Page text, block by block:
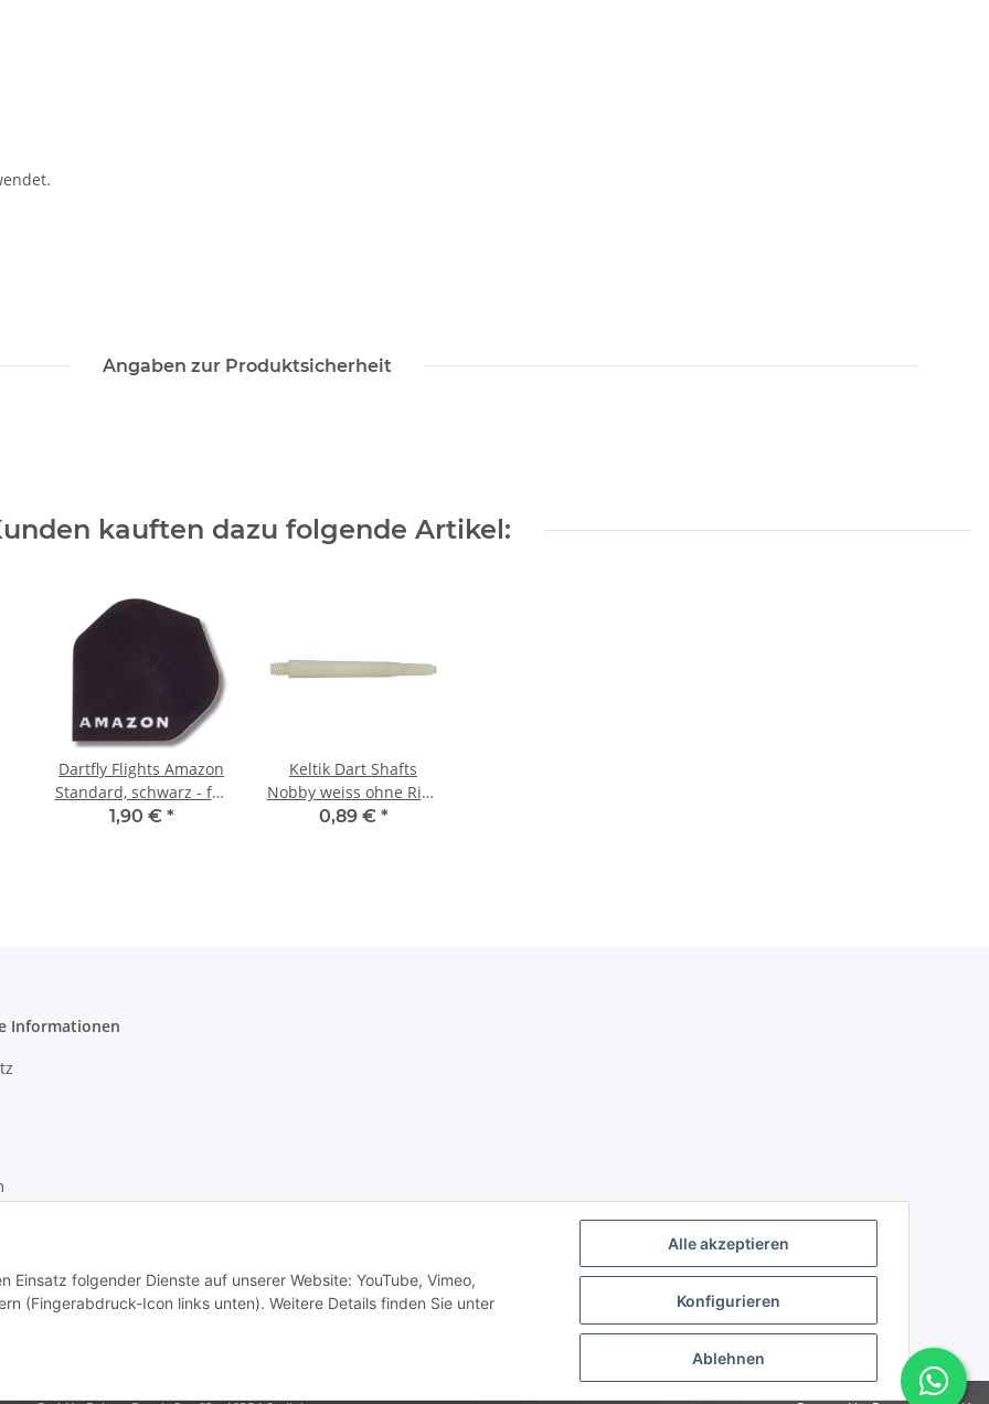
Alle akzeptieren
Konfigurieren
Ablehnen
Einsatz folgender Dienste auf unserer Website: YouTube, Vimeo,
(Fingerabdruck-Icon links unten). Weitere Details finden Sie unter
Angaben zur Produktsicherheit
kauften dazu folgende Artikel:
Dartfly Flights Amazon
Standard, schwarz - für
Dartpfeile
1,90 € *
Keltik Dart Shafts
Nobby weiss ohne Ring
medium
0,89 € *
Informationen